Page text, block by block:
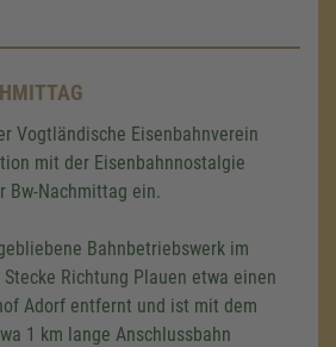
Vogtländische Eisenbahnverein
mit der Eisenbahnnostalgie
Bw-Nachmittag ein.
Bahnbetriebswerk im
Richtung Plauen etwa einen
Adorf entfernt und ist mit dem
1 km lange Anschlussbahn